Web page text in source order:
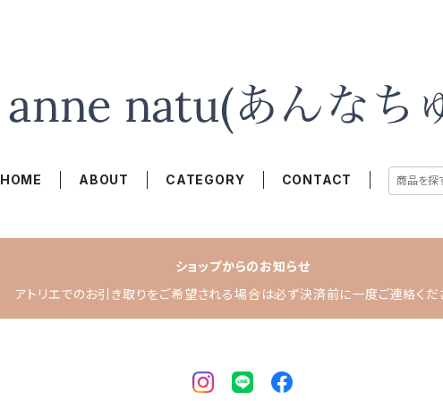
HOME ABOUT CATEGORY CONTACT
ショップからのお知らせ
アトリエでのお引き取りをご希望される場合は必ず決済前に一度ご連絡くだ